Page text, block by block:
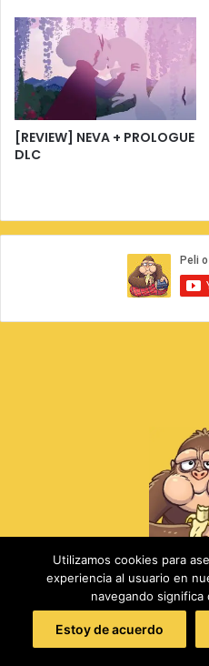
[REVIEW] NEVA + PROLOGUE
DLC
Peli o Manta
Aviso legal
Utilizamos cookies para
experiencia al usuario en
navegando
Estoy de acuerdo